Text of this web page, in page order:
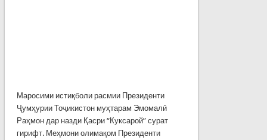
Маросими истиқболи расмии Президенти
Ҷумҳурии Тоҷикистон муҳтарам Эмомалӣ
Раҳмон дар назди Қасри “Куксарой” сурат
гирифт. Меҳмони олимақом Президенти